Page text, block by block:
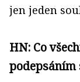
jen jeden
HN: Co
podepsáním